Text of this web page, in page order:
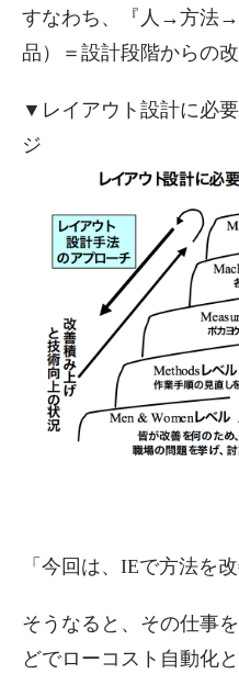
すなわち、『人→方法
品）＝設計段階からの
▼レイアウト設計に必
ジ
「今回は、IEで方法を
そうなると、その仕事
どでローコスト自動化